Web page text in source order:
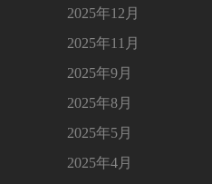
2025年12月
2025年11月
2025年9月
2025年8月
2025年5月
2025年4月